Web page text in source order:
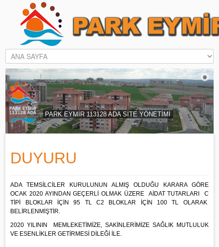
PARK EYMİR 113128 ADA SİTE
DUYURU
ADA TEMSİLCİLER KURULUNUN ALMIŞ OLDUĞU KARARA GÖRE
OCAK 2020 AYINDAN GEÇERLİ OLMAK ÜZERE AİDAT TUTARLARI C
TİPİ BLOKLAR İÇİN 95 TL C2 BLOKLAR İÇİN 100 TL OLARAK
BELİRLENMİŞTİR.
2020 YILININ MEMLEKETİMİZE, SAKİNLERİMİZE SAĞLIK MUTLULUK
VE ESENLİKLER GETİRMESİ DİLEĞİ İLE.